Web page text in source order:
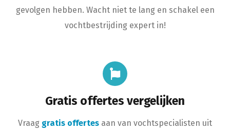
gevolgen hebben. Wacht niet te lang en schakel een
vochtbestrijding expert in!
Gratis offertes vergelijken
Vraag gratis offertes aan van vochtspecialisten uit